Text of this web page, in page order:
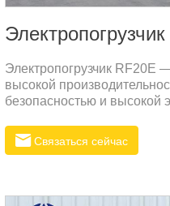
Электропогрузчик RF20E
высокой
безопасностью и высокой
гуманизированный
современного
электропогрузчика
Связаться сейчас